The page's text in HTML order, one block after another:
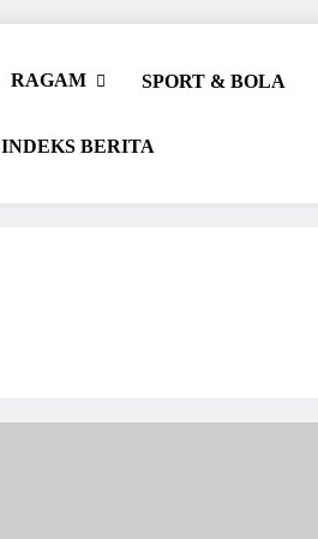
RAGAM SPORT & BOLA
INDEKS BERITA